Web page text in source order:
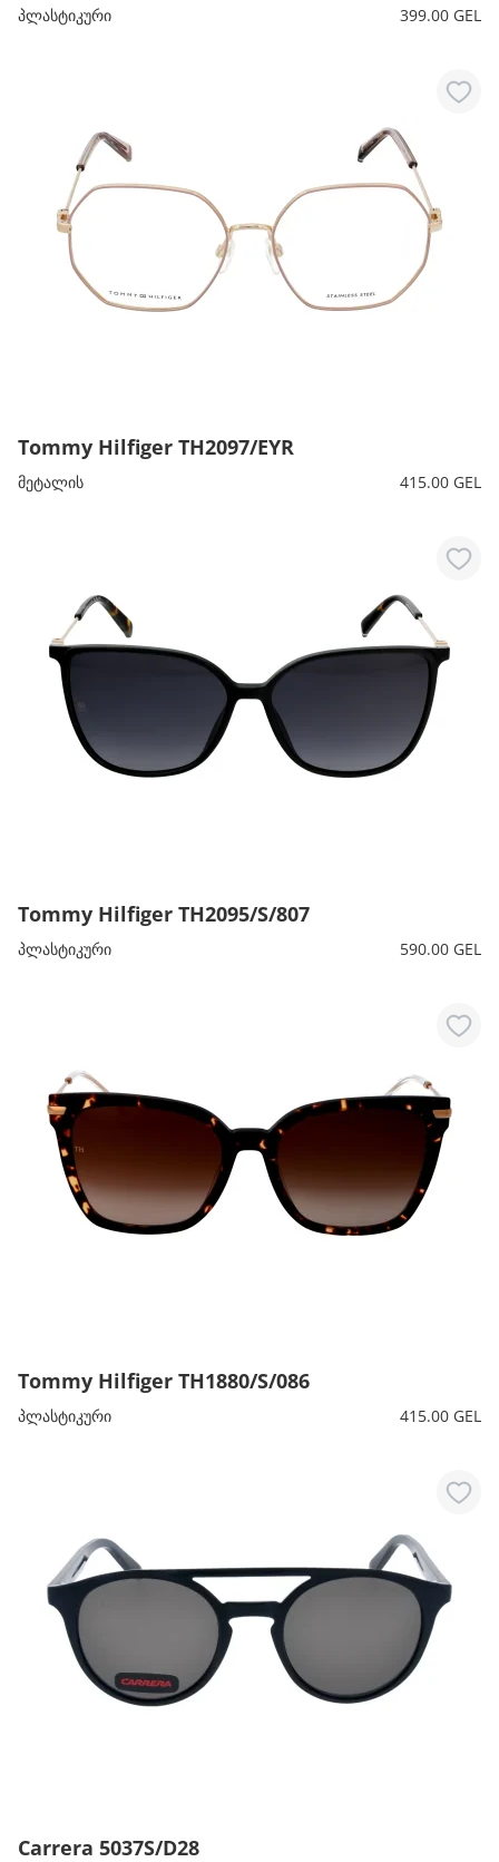
პლასტიკური 399.00 GEL
Tommy Hilfiger TH2097/EYR
მეტალის 415.00 GEL
Tommy Hilfiger TH2095/S/807
პლასტიკური 590.00 GEL
Tommy Hilfiger TH1880/S/086
პლასტიკური 415.00 GEL
Carrera 5037S/D28